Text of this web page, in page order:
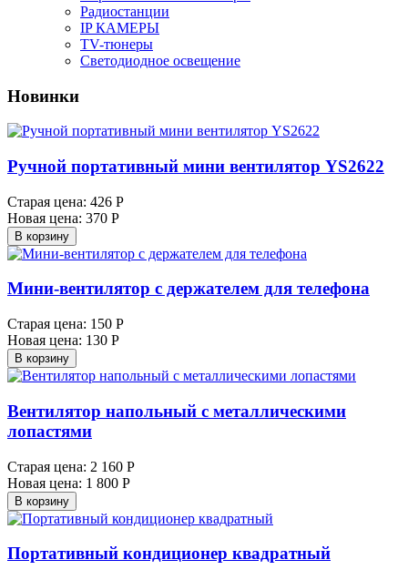
Радиостанции
IP КАМЕРЫ
TV-тюнеры
Светодиодное освещение
Новинки
Ручной портативный мини вентилятор YS2622
Старая цена: 426 Р
Новая цена: 370 Р
В корзину
Мини-вентилятор с держателем для телефона
Старая цена: 150 Р
Новая цена: 130 Р
В корзину
Вентилятор напольный с металлическими
лопастями
Старая цена: 2 160 Р
Новая цена: 1 800 Р
В корзину
Портативный кондиционер квадратный